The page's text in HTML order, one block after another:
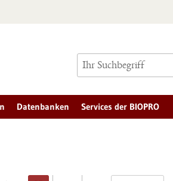
Datenbanken Services der BIOPRO